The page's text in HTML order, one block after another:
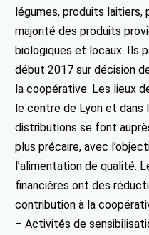
légumes, produits laitiers,
majorité des produits
biologiques et locaux. Ils
début 2017 sur décision
la coopérative. Les lieux
le centre de Lyon et dans
distributions se font
plus précaire, avec
l’alimentation de qualité.
financières ont des
contribution à la
– Activités de